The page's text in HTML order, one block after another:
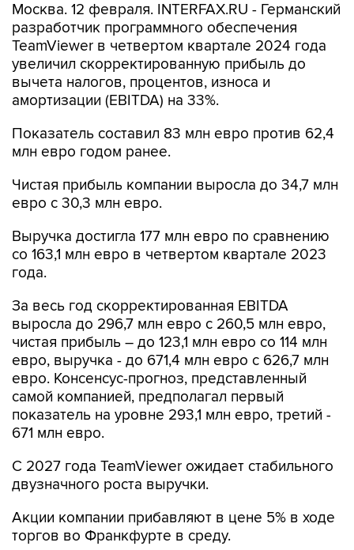
Москва. 12 февраля. INTERFAX.RU - Германский
разработчик программного обеспечения
TeamViewer в четвертом квартале 2024 года
увеличил скорректированную прибыль до
вычета налогов, процентов, износа и
амортизации (EBITDA) на 33%.
Показатель составил 83 млн евро против 62,4
млн евро годом ранее.
Чистая прибыль компании выросла до 34,7 млн
евро с 30,3 млн евро.
Выручка достигла 177 млн евро по сравнению
со 163,1 млн евро в четвертом квартале 2023
года.
За весь год скорректированная EBITDA
выросла до 296,7 млн евро с 260,5 млн евро,
чистая прибыль – до 123,1 млн евро со 114 млн
евро, выручка - до 671,4 млн евро с 626,7 млн
евро. Консенсус-прогноз, представленный
самой компанией, предполагал первый
показатель на уровне 293,1 млн евро, третий -
671 млн евро.
С 2027 года TeamViewer ожидает стабильного
двузначного роста выручки.
Акции компании прибавляют в цене 5% в ходе
торгов во Франкфурте в среду.